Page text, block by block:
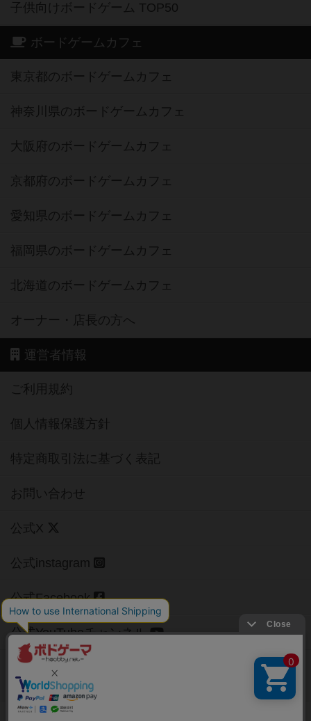
子供向けボードゲーム TOP50
ボードゲームカフェ
東京都のボードゲームカフェ
神奈川県のボードゲームカフェ
大阪府のボードゲームカフェ
京都府のボードゲームカフェ
愛知県のボードゲームカフェ
福岡県のボードゲームカフェ
北海道のボードゲームカフェ
オーナー・店長の方へ
運営者情報
ご利用規約
個人情報保護方針
特定商取引法に基づく表記
お問い合わせ
公式X
公式instagram
公式Facebook
公式YouTubeチャンネル